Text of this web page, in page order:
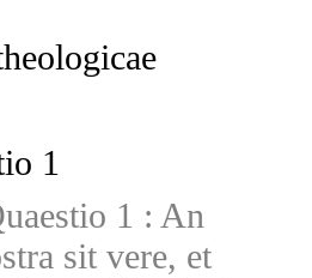
1
1 : An
sit vere, et